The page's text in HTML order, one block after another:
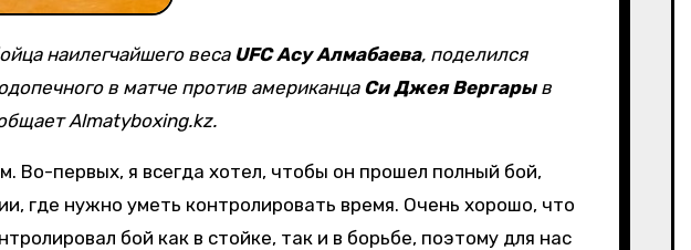
наилегчайшего веса UFC Асу Алмабаева, поделился
в матче против американца Си Джея Вергарыв
Almatyboxing.kz.
Во-первых, я всегда хотел, чтобы он прошел полный бой,
где нужно уметь контролировать время. Очень хорошо, что
бой как в стойке, так и в борьбе, поэтому для нас